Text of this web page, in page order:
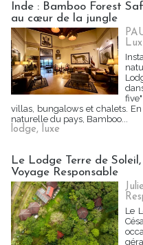
Inde : Bamboo Forest
au cœur de la jungle
villas, bungalows et chalets.
naturelle du pays, Bamboo...
lodge, luxe
Le Lodge Terre de
Voyage Responsable
Le